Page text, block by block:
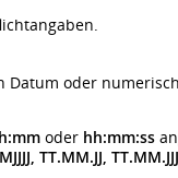
Datum oder
oder hh:mm:ss
TT.MM.JJ,